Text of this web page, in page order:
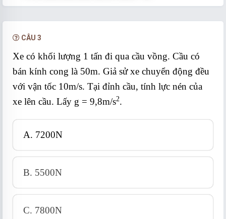
tan α = F /F = 4/3 → α = 53o
2
β = 90
CÂU 3
Xe có khối lượng 1 tấn đi qua cầu vồng. Cầu có
bán kính cong là 50m. Giả sử xe chuyển động đều
với vận tốc 10m/s. Tại đỉnh cầu, tính lực nén của
xe lên cầu. Lấy g = 9,8m/s2.
A. 7200N
B. 5500N
C. 7800N